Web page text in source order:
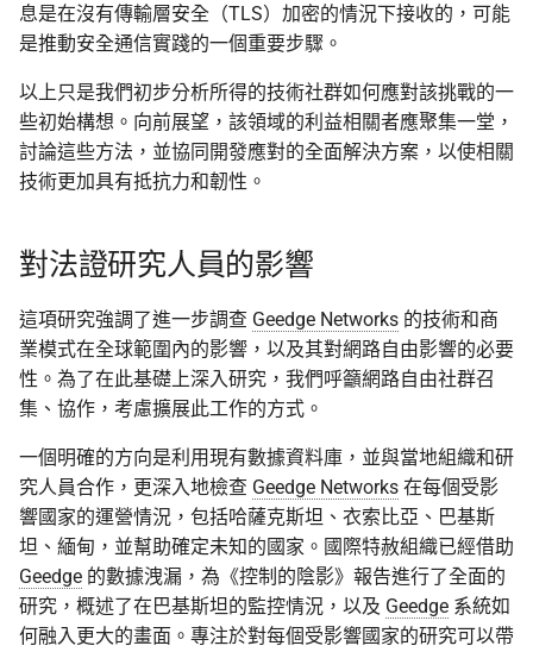
息是在沒有傳輸層安全（TLS）加密的情況下接收的，可能
是推動安全通信實踐的一個重要步驟。
以上只是我們初步分析所得的技術社群如何應對該挑戰的一
些初始構想。向前展望，該領域的利益相關者應聚集一堂，
討論這些方法，並協同開發應對的全面解決方案，以使相關
技術更加具有抵抗力和韌性。
對法證研究人員的影響
這項研究強調了進一步調查 Geedge Networks 的技術和商
業模式在全球範圍內的影響，以及其對網路自由影響的必要
性。為了在此基礎上深入研究，我們呼籲網路自由社群召
集、協作，考慮擴展此工作的方式。
一個明確的方向是利用現有數據資料庫，並與當地組織和研
究人員合作，更深入地檢查 Geedge Networks 在每個受影
響國家的運營情況，包括哈薩克斯坦、衣索比亞、巴基斯
坦、緬甸，並幫助確定未知的國家。國際特赦組織已經借助
Geedge 的數據洩漏，為《控制的陰影》報告進行了全面的
研究，概述了在巴基斯坦的監控情況，以及 Geedge 系統如
何融入更大的畫面。專注於對每個受影響國家的研究可以帶